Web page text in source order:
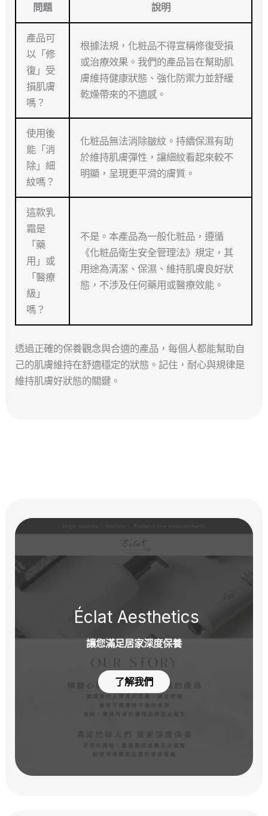
問題 說明
產品可
以「修
復」受
損肌膚
嗎？
根據法規，化粧品不得宣稱修復受損
或治療效果。我們的產品旨在幫助肌
膚維持健康狀態、強化防禦力並舒緩
乾燥帶來的不適感。
使用後
能「消
除」細
紋嗎？
化粧品無法消除皺紋。持續保濕有助
於維持肌膚彈性，讓細紋看起來較不
明顯，呈現更平滑的膚質。
這款乳
霜是
「藥
用」或
「醫療
級」
嗎？
不是。本產品為一般化粧品，遵循
《化粧品衛生安全管理法》規定，其
用途為清潔、保濕、維持肌膚良好狀
態，不涉及任何藥用或醫療效能。
透過正確的保養觀念與合適的產品，每個人都能幫助自
己的肌膚維持在舒適穩定的狀態。記住，耐心與規律是
維持肌膚好狀態的關鍵。
Éclat Aesthetics
讓您滿足居家深度保養
了解我們